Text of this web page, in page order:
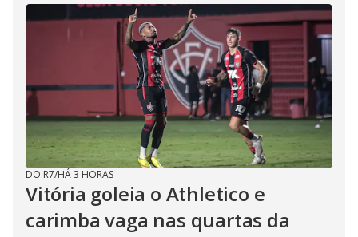
DO R7/HÁ 3 HORAS
Vitória goleia o Athletico e
carimba vaga nas quartas da